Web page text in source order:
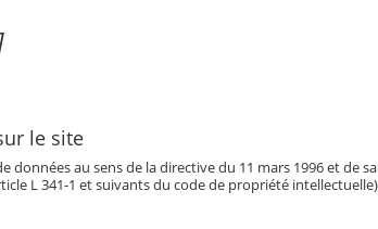
le site
données au sens de la directive du 11 mars 1996 et de
L 341-1 et suivants du code de propriété